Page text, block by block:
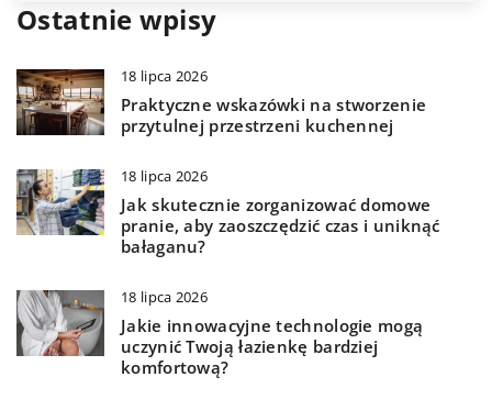
Ostatnie wpisy
18 lipca 2026
Praktyczne wskazówki na stworzenie
przytulnej przestrzeni kuchennej
18 lipca 2026
Jak skutecznie zorganizować domowe
pranie, aby zaoszczędzić czas i uniknąć
bałaganu?
18 lipca 2026
Jakie innowacyjne technologie mogą
uczynić Twoją łazienkę bardziej
komfortową?